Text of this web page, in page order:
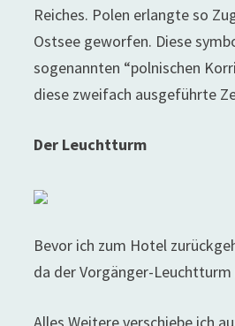
Reiches. Polen erlangte so
Ostsee geworfen. Diese
sogenannten “polnischen
diese zweifach ausgeführte
Der Leuchtturm
Bevor ich zum Hotel
da der Vorgänger-